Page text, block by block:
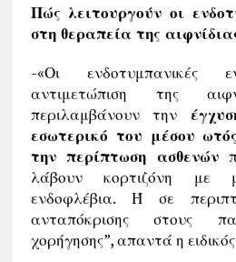
Πώς λειτουργούν οι
στη θεραπεία της
-«Οι ενδοτυμπανικές
αντιμετώπιση της
περιλαμβάνουν την
εσωτερικό του μέσου ωτός
την περίπτωση ασθενών
λάβουν κορτιζόνη με
ενδοφλέβια. Ή σε
ανταπόκρισης στους
χορήγησης”, απαντά η